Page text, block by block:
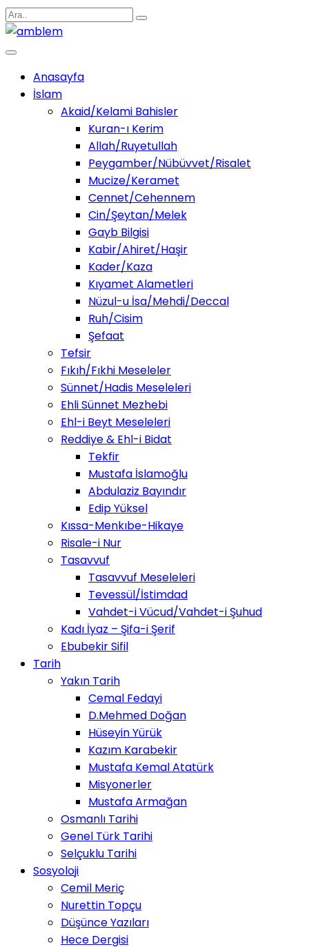
Anasayfa
İslam
Akaid/Kelami Bahisler
Kuran-ı Kerim
Allah/Ruyetullah
Peygamber/Nübüvvet/Risalet
Mucize/Keramet
Cennet/Cehennem
Cin/Şeytan/Melek
Gayb Bilgisi
Kabir/Ahiret/Haşir
Kader/Kaza
Kıyamet Alametleri
Nüzul-u İsa/Mehdi/Deccal
Ruh/Cisim
Şefaat
Tefsir
Fıkıh/Fıkhi Meseleler
Sünnet/Hadis Meseleleri
Ehli Sünnet Mezhebi
Ehl-i Beyt Meseleleri
Reddiye & Ehl-i Bidat
Tekfir
Mustafa İslamoğlu
Abdulaziz Bayındır
Edip Yüksel
Kıssa-Menkıbe-Hikaye
Risale-i Nur
Tasavvuf
Tasavvuf Meseleleri
Tevessül/İstimdad
Vahdet-i Vücud/Vahdet-i Şuhud
Kadı İyaz – Şifa-i Şerif
Ebubekir Sifil
Tarih
Yakın Tarih
Cemal Fedayi
D.Mehmed Doğan
Hüseyin Yürük
Kazım Karabekir
Mustafa Kemal Atatürk
Misyonerler
Mustafa Armağan
Osmanlı Tarihi
Genel Türk Tarihi
Selçuklu Tarihi
Sosyoloji
Cemil Meriç
Nurettin Topçu
Düşünce Yazıları
Hece Dergisi